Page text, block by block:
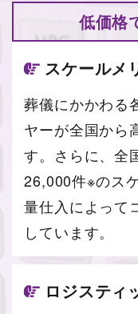
低価格
スケールメ
葬儀にかかわる
ヤーが全国から
す。さらに、全
26,000件※のス
量仕入によって
しています。
ロジスティ